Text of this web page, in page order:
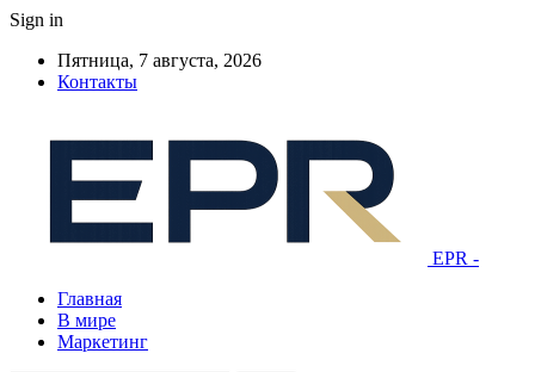
Sign in
Пятница, 7 августа, 2026
Контакты
EPR -
Главная
В мире
Маркетинг